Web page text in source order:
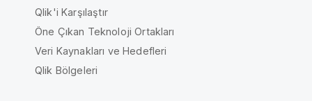
Qlik'i Karşılaştır
Öne Çıkan Teknoloji Ortakları
Veri Kaynakları ve Hedefleri
Qlik Bölgeleri